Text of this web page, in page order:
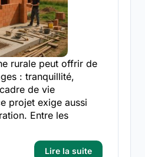
rurale peut offrir de
: tranquillité,
de vie
projet exige aussi
Entre les
Lire la suite